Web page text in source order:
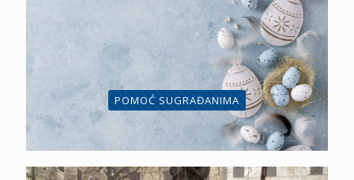
POMOĆ SUGRAĐANIMA